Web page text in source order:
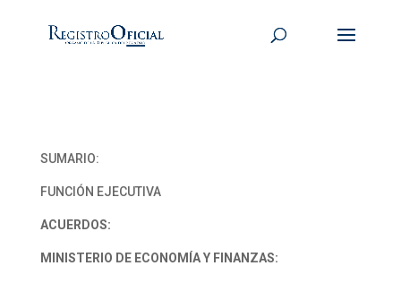
SUMARIO:
FUNCIÓN EJECUTIVA
ACUERDOS:
MINISTERIO DE ECONOMÍA Y FINANZAS: